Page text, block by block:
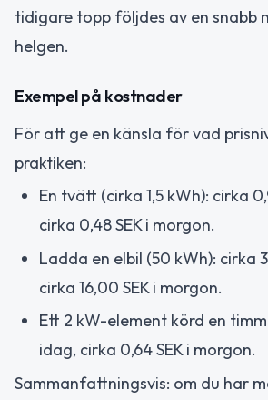
tidigare topp följdes av en snabb
helgen.
Exempel på kostnader
För att ge en känsla för vad
praktiken:
En tvätt (cirka 1,5 kWh): cirka
cirka 0,48 SEK i morgon.
Ladda en elbil (50 kWh): cirka
cirka 16,00 SEK i morgon.
Ett 2 kW-element körd en
idag, cirka 0,64 SEK i morgon.
Sammanfattningsvis: om du har